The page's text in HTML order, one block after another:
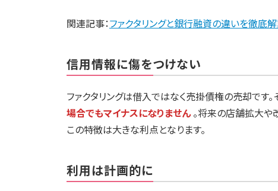
関連記事：ファクタリングと銀行融資の違いを徹底
信用情報に傷をつけない
ファクタリングは借入ではなく売掛債権の売却です。
場合でもマイナスになりません 。将来の店舗拡大や
この特徴は大きな利点となります。
利用は計画的に